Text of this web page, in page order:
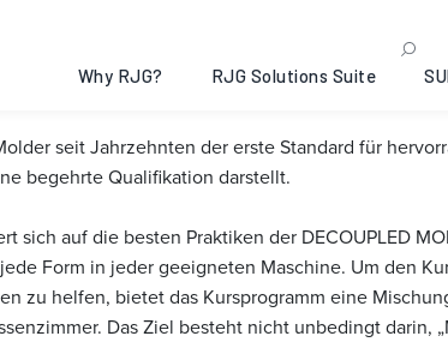
Why RJG? RJG Solutions Suite
Traverse City,
seit Jahrzehnten der erste Standard für
begehrte Qualifikation darstellt.
sich auf die besten Praktiken der DECOUPLED
Form in jeder geeigneten Maschine. Um den
zu helfen, bietet das Kursprogramm eine
Das Ziel besteht nicht unbedingt darin,